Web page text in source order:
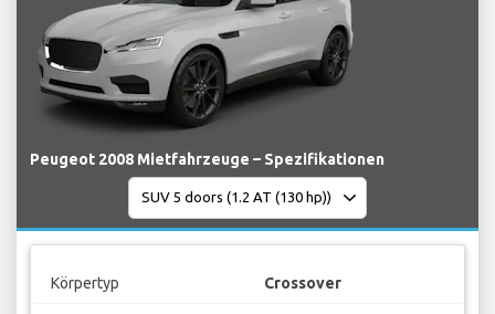
Peugeot 2008 Mietfahrzeuge – Spezifikationen
Körpertyp Crossover